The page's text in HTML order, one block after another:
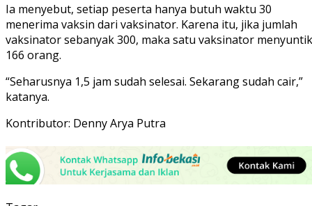
Ia menyebut, setiap peserta hanya butuh waktu 30
menerima vaksin dari vaksinator. Karena itu, jika jumlah
vaksinator sebanyak 300, maka satu vaksinator menyuntik
166 orang.
“Seharusnya 1,5 jam sudah selesai. Sekarang sudah cair,”
katanya.
Kontributor: Denny Arya Putra